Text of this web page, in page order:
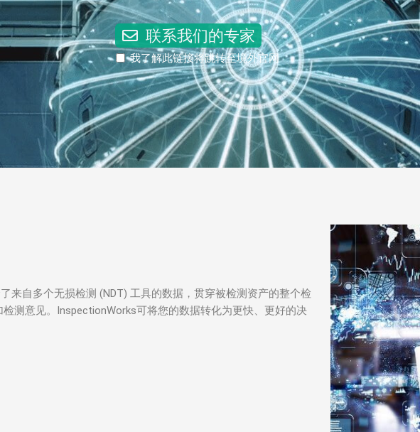
联系我们的专家
我了解此链接将跳转至境外官网
来自多个无损检测 (NDT) 工具的数据，贯穿被检测资产的整个检
测意见。InspectionWorks可将您的数据转化为更快、更好的决